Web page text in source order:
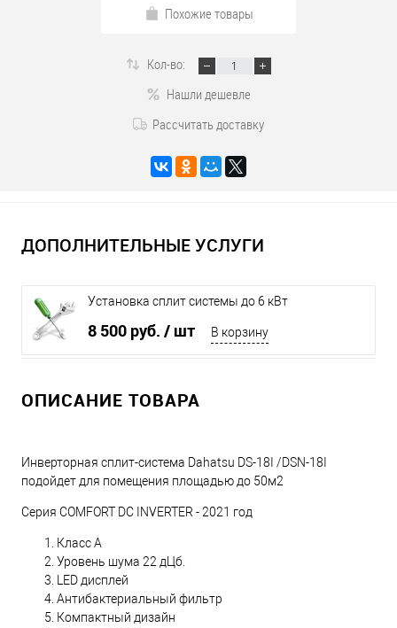
Похожие товары
Кол-во:
Нашли дешевле
Рассчитать доставку
ДОПОЛНИТЕЛЬНЫЕ УСЛУГИ
Установка сплит системы до 6 кВт
8 500 руб. / шт В корзину
ОПИСАНИЕ ТОВАРА
Инверторная сплит-система Dahatsu DS-18I /DSN-18I
подойдет для помещения площадью до 50м2
Серия COMFORT DC INVERTER - 2021 год
Класс А
Уровень шума 22 дЦб.
LED дисплей
Антибактериальный фильтр
Компактный дизайн